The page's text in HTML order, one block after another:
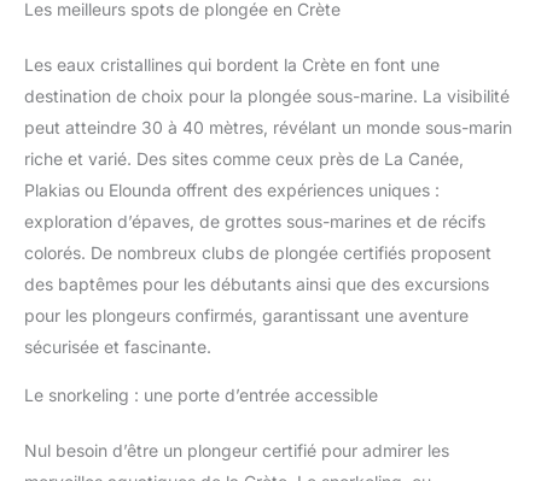
Les meilleurs spots de plongée en Crète
Les eaux cristallines qui bordent la Crète en font une
destination de choix pour la plongée sous-marine. La visibilité
peut atteindre 30 à 40 mètres, révélant un monde sous-marin
riche et varié. Des sites comme ceux près de La Canée,
Plakias ou Elounda offrent des expériences uniques :
exploration d’épaves, de grottes sous-marines et de récifs
colorés. De nombreux clubs de plongée certifiés proposent
des baptêmes pour les débutants ainsi que des excursions
pour les plongeurs confirmés, garantissant une aventure
sécurisée et fascinante.
Le snorkeling : une porte d’entrée accessible
Nul besoin d’être un plongeur certifié pour admirer les